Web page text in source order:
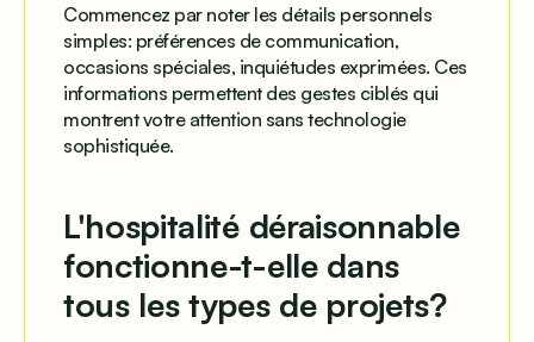
Commencez par noter les détails personnels
simples: préférences de communication,
occasions spéciales, inquiétudes exprimées. Ces
informations permettent des gestes ciblés qui
montrent votre attention sans technologie
sophistiquée.
L'hospitalité déraisonnable
fonctionne-t-elle dans
tous les types de projets?